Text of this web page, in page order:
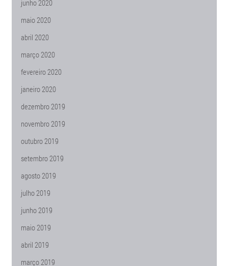
junho 2020
maio 2020
abril 2020
março 2020
fevereiro 2020
janeiro 2020
dezembro 2019
novembro 2019
outubro 2019
setembro 2019
agosto 2019
julho 2019
junho 2019
maio 2019
abril 2019
março 2019